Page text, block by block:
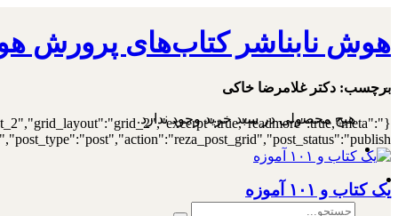
هوش نابناشر کتاب‌های پرورش
۰
هیچ محصولی در سبد خرید وجود ندارد.
برچسب: دکتر غلامرضا خاکی
یک کتاب و ۱۰۱ آموزه